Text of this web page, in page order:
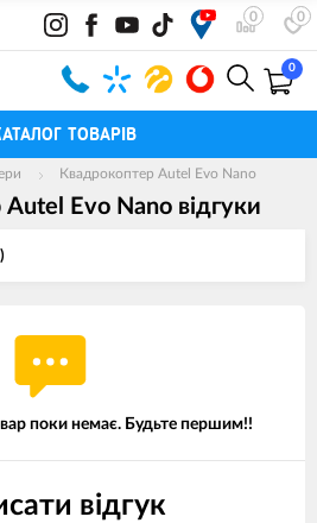
0 0
0
ТОВАРІВ
Квадрокоптер Autel Evo Nano
Autel Evo Nano вiдгуки
)
поки немає. Будьте першим!!
відгук